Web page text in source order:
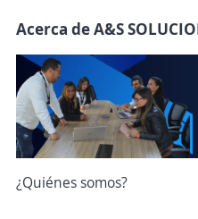
Acerca de A&S
¿Quiénes somos?